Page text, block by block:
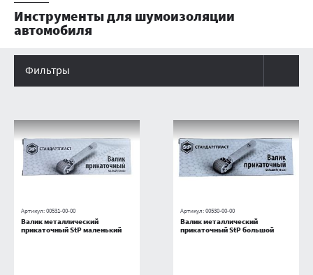
Инструменты для шумоизоляции
автомобиля
Фильтры
Каталог товаров
Артикул:00531-00-00
Валик металлический
прикаточный StP маленький
Артикул:00530-00-00
Валик металлический
прикаточный StP большой